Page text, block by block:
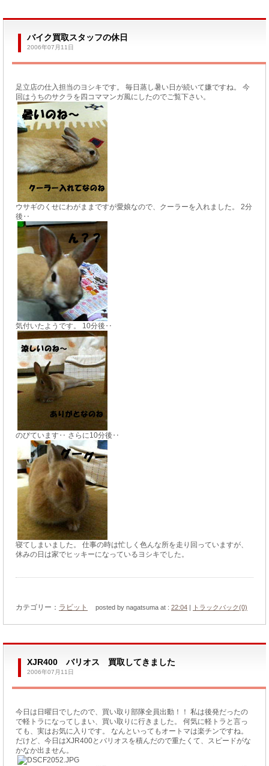
バイク買取スタッフの休日
2006年07月11日
足立店の仕入担当のヨシキです。 毎日蒸し暑い日が続いて嫌ですね。 今
回はうちのサクラを四コママンガ風にしたのでご覧下さい。
ウサギのくせにわがままですが愛娘なので、クーラーを入れました。 2分
後‥
気付いたようです。 10分後‥
のびています‥ さらに10分後‥
寝てしまいました。 仕事の時は忙しく色んな所を走り回っていますが、
休みの日は家でヒッキーになっているヨシキでした。
カテゴリー： ラビット posted by nagatsuma at : 22:04 | トラックバック(0)
XJR400 バリオス 買取してきました
2006年07月11日
今日は日曜日でしたので、買い取り部隊全員出動！！ 私は後発だったの
で軽トラになってしまい、買い取りに行きました。 何気に軽トラと言っ
ても、実はお気に入りです。 なんといってもオートマは楽チンですね。
だけど、今日はXJR400とバリオスを積んだので重たくて、スピードがな
かなか出ません。